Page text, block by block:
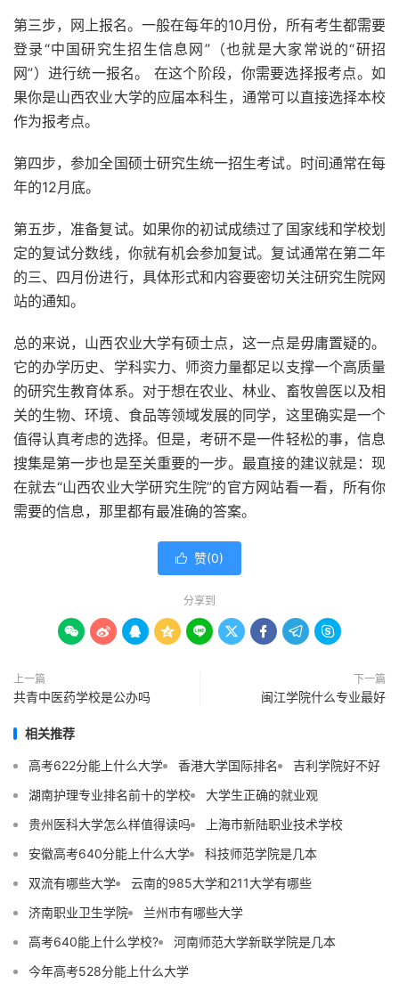
第三步，网上报名。一般在每年的10月份，所有考生都需要
登录“中国研究生招生信息网”（也就是大家常说的“研招
网”）进行统一报名。 在这个阶段，你需要选择报考点。如
果你是山西农业大学的应届本科生，通常可以直接选择本校
作为报考点。
第四步，参加全国硕士研究生统一招生考试。时间通常在每
年的12月底。
第五步，准备复试。如果你的初试成绩过了国家线和学校划
定的复试分数线，你就有机会参加复试。复试通常在第二年
的三、四月份进行，具体形式和内容要密切关注研究生院网
站的通知。
总的来说，山西农业大学有硕士点，这一点是毋庸置疑的。
它的办学历史、学科实力、师资力量都足以支撑一个高质量
的研究生教育体系。对于想在农业、林业、畜牧兽医以及相
关的生物、环境、食品等领域发展的同学，这里确实是一个
值得认真考虑的选择。但是，考研不是一件轻松的事，信息
搜集是第一步也是至关重要的一步。最直接的建议就是：现
在就去“山西农业大学研究生院”的官方网站看一看，所有你
需要的信息，那里都有最准确的答案。
 赞(0)
分享到
        
上一篇
共青中医药学校是公办吗
下一篇
闽江学院什么专业最好
相关推荐
高考622分能上什么大学 香港大学国际排名
吉利学院好不好
湖南护理专业排名前十的学校
大学生正确的就业观
贵州医科大学怎么样值得读吗
上海市新陆职业技术学校
安徽高考640分能上什么大学
科技师范学院是几本
双流有哪些大学
云南的985大学和211大学有哪些
济南职业卫生学院
兰州市有哪些大学
高考640能上什么学校?
河南师范大学新联学院是几本
今年高考528分能上什么大学